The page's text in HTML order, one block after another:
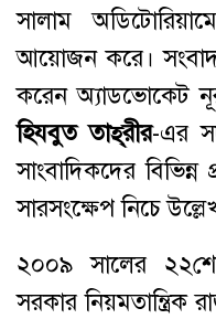
সালাম
আয়োজন করে। সংবাদ
করেন অ্যাডভোকেট
হিযবুত তাহ্‌রীর-এর
সাংবাদিকদের
সারসংক্ষেপ নিচে
২০০৯ সালের ২২শে
সরকার